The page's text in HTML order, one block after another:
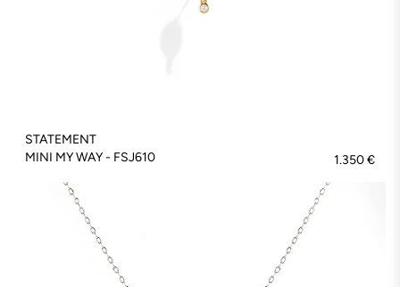
STATEMENT
MINI MY WAY - FSJ610
1.350 €